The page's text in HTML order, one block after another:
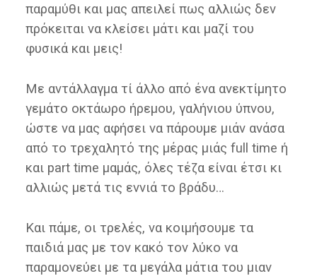
παραμύθι και μας απειλεί πως αλλιώς δεν
πρόκειται να κλείσει μάτι και μαζί του
φυσικά και μεις!
Με αντάλλαγμα τί άλλο από ένα ανεκτίμητο
γεμάτο οκτάωρο ήρεμου, γαλήνιου ύπνου,
ώστε να μας αφήσει να πάρουμε μιάν ανάσα
από το τρεχαλητό της μέρας μιάς full time ή
και part time μαμάς, όλες τέζα είναι έτσι κι
αλλιώς μετά τις εννιά το βράδυ…
Και πάμε, οι τρελές, να κοιμήσουμε τα
παιδιά μας με τον κακό τον λύκο να
παραμονεύει με τα μεγάλα μάτια του μιαν